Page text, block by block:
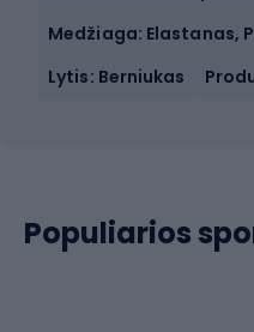
Medžiaga: Elastanas,
Lytis: Berniukas
Populiarios